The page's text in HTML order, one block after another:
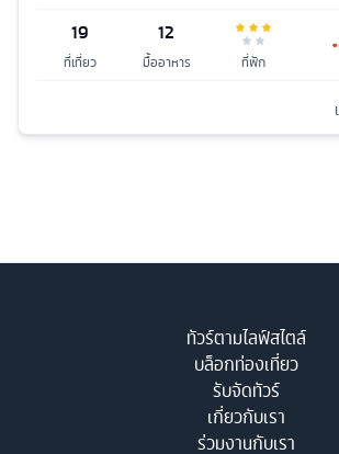
19
ที่เที่ยว
12
มื้ออาหาร ที่พัก
ทัวร์ตามไลฟ์สไตล์
บล็อกท่องเที่ยว
รับจัดทัวร์
เกี่ยวกับเรา
ร่วมงานกับเรา